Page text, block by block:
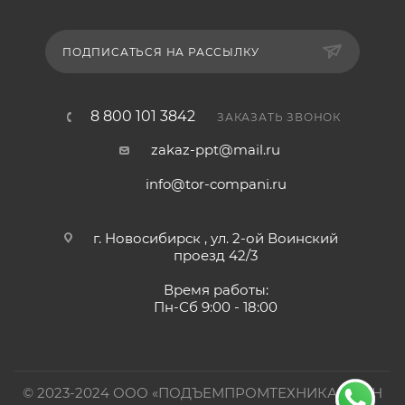
ПОДПИСАТЬСЯ НА РАССЫЛКУ
8 800 101 3842 ЗАКАЗАТЬ ЗВОНОК
zakaz-ppt@mail.ru
info@tor-compani.ru
г. Новосибирск , ул. 2-ой Воинский
проезд 42/3
Время работы:
Пн-Сб 9:00 - 18:00
© 2023-2024 ООО «ПОДЪЕМПРОМТЕХНИКА». ИНН